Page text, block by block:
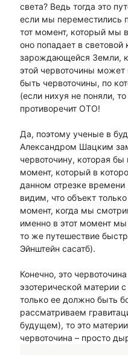
света? Ведь тогда это
если мы переместились
тот момент, который мы
оно попадает в световой
зарождающейся Земли,
этой червоточины
быть червоточины, по
(если нихуя не поняли,
противоречит ОТО!
Да, поэтому ученые в
Александром Шацким
червоточину, которая
момент, который в
данном отрезке
видим, что объект
момент, когда мы
именно в этот момент
то же путешествие
Эйнштейн сасатб).
Конечно, это
эзотерической материи
только ее должно быть
рассматриваем
будущем), то это
червоточина – просто